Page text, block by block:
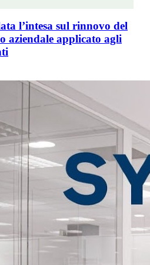
l’intesa sul rinnovo del
aziendale applicato agli